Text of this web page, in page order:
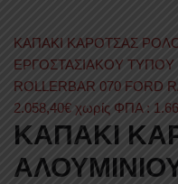
ΚΑΠΑΚΙ ΚΑΡΟΤΣΑΣ
ΕΡΓΟΣΤΑΣΙΑΚΟΥ ΤΥΠΟΥ
ROLLERBAR 070 FORD
2.058,40€ χωρίς ΦΠΑ :
ΚΑΠΑΚΙ